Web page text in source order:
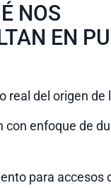
NOS
EN
real del origen de
con enfoque de
para accesos